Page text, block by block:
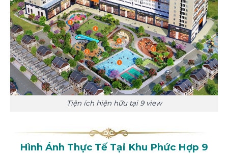
Tiện ích hiện hữu tại 9 view
Hình Ánh Thực Tế Tại Khu Phức Hợp 9